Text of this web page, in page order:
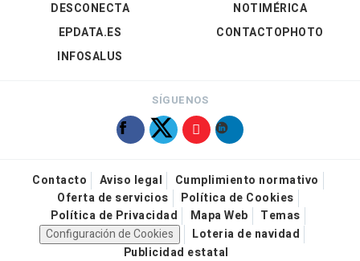
DESCONECTA
EPDATA.ES
INFOSALUS
NOTIMÉRICA
CONTACTOPHOTO
SÍGUENOS
Contacto Aviso legal
Cumplimiento normativo
Oferta de servicios
Política de Cookies
Política de Privacidad
Mapa Web
Temas
Configuración de Cookies
Loteria de navidad
Publicidad estatal